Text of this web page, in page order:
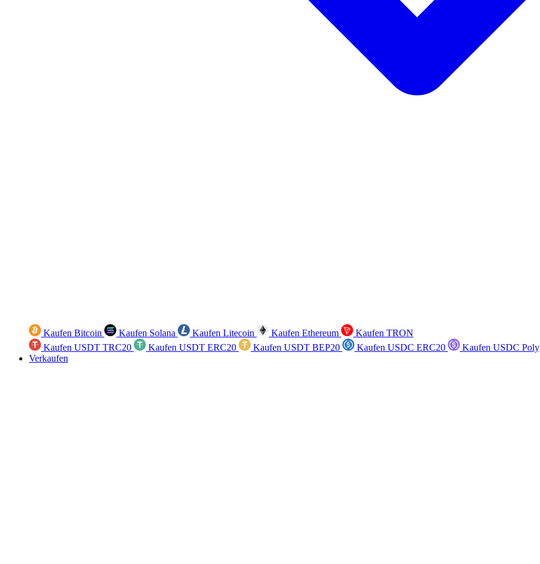
Kaufen Bitcoin Kaufen Solana Kaufen Litecoin Kaufen Ethereum
Kaufen TRON
Kaufen USDT TRC20
Kaufen USDT ERC20 Kaufen USDT BEP20 Kaufen USDC ERC20
Kaufen USDC
Verkaufen